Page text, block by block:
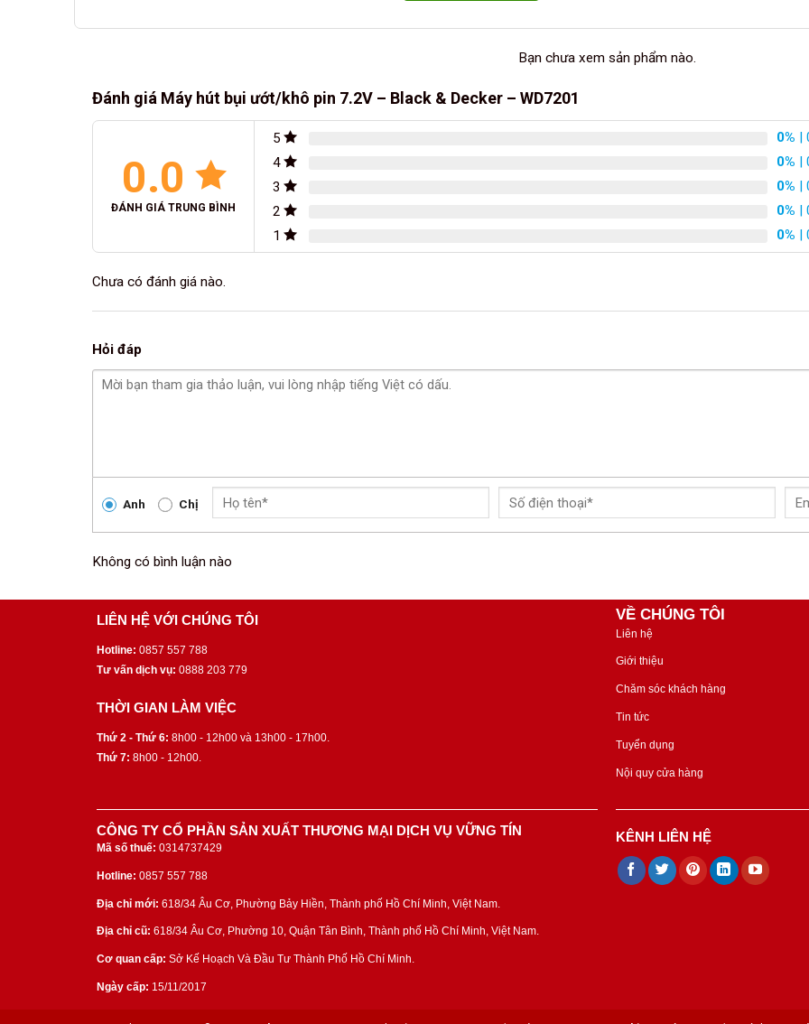
Bạn chưa xem sản phẩm nào.
Đánh giá Máy hút bụi ướt/khô pin 7.2V – Black & Decker – WD7201
0.0
ĐÁNH GIÁ TRUNG BÌNH
5 0%
4
0%
3
0%
2
0%
1
0%
Chưa có đánh giá nào.
Hỏi đáp
Anh Chị
Không có bình luận nào
LIÊN HỆ VỚI CHÚNG TÔI
Hotline: 0857 557 788
Tư vấn dịch vụ: 0888 203 779
THỜI GIAN LÀM VIỆC
Thứ 2 - Thứ 6: 8h00 - 12h00 và 13h00 - 17h00.
Thứ 7: 8h00 - 12h00.
VỀ CHÚNG TÔI
Liên hệ
Giới thiệu
Chăm sóc khách hàng
Tin tức
Tuyển dụng
Nội quy cửa hàng
CÔNG TY CỔ PHẦN SẢN XUẤT THƯƠNG MẠI DỊCH VỤ VỮNG TÍN
Mã số thuế: 0314737429
Hotline: 0857 557 788
Địa chỉ mới: 618/34 Âu Cơ, Phường Bảy Hiền, Thành phố Hồ Chí Minh, Việt Nam.
Địa chỉ cũ: 618/34 Âu Cơ, Phường 10, Quận Tân Bình, Thành phố Hồ Chí Minh, Việt Nam.
Cơ quan cấp: Sở Kế Hoạch Và Đầu Tư Thành Phố Hồ Chí Minh.
Ngày cấp: 15/11/2017
KÊNH LIÊN HỆ